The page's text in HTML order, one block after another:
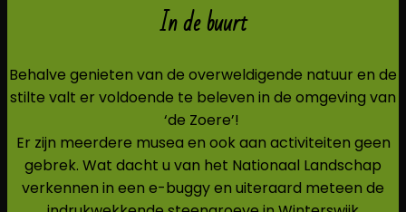
In de buurt
Behalve genieten van de overweldigende natuur en de
stilte valt er voldoende te beleven in de omgeving van
‘de Zoere’!
Er zijn meerdere musea en ook aan activiteiten geen
gebrek. Wat dacht u van het Nationaal Landschap
verkennen in een e-buggy en uiteraard meteen de